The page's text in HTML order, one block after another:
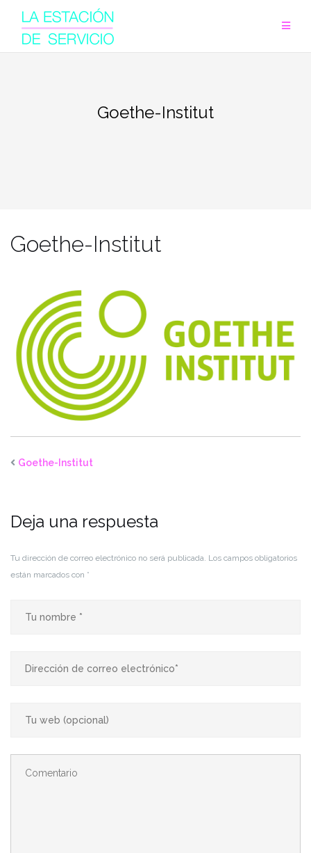
contenido
Goethe-Institut
Goethe-Institut
Goethe-Institut
Deja una respuesta
Tu dirección de correo electrónico no será publicada. Los campos obligatorios
están marcados con *